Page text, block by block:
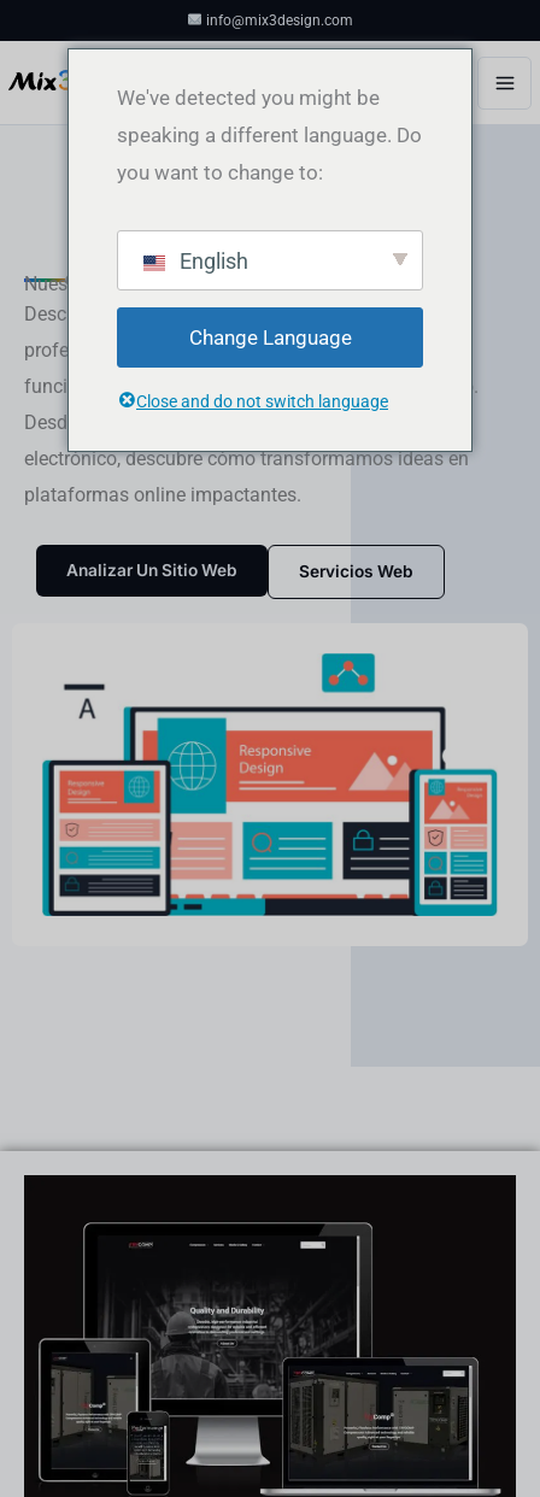
contenido
info@mix3design.com
CARTERA DE DISEÑO WEB
Nuestro portafolio de diseño web
Descubre nuestro portafolio de sitios web diseñados
profesionalmente, cada uno con creatividad,
funcionalidad y una excelente experiencia de usuario.
Desde empresas hasta publicaciones y comercio
electrónico, descubre cómo transformamos ideas en
plataformas online impactantes.
Analizar Un Sitio Web Servicios Web
We've detected you might be
speaking a different language. Do
you want to change to:
English
Change Language
Close and do not switch language